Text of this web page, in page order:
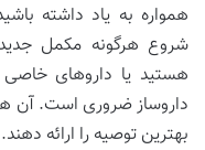
همواره به یاد داشته
شروع هرگونه مکمل
هستید یا داروهای
داروساز ضروری است. آن
بهترین توصیه را ارائه دهند.